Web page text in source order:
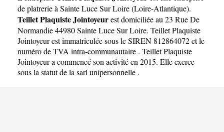
de platrerie à Sainte Luce Sur Loire(Loire-Atlantique).
Teillet Plaquiste Jointoyeurest domiciliée au 23 Rue De
Normandie 44980 Sainte Luce Sur Loire. Teillet Plaquiste
Jointoyeur est immatriculée sous le SIREN 812864072 et le
numéro de TVA intra-communautaire . Teillet Plaquiste
Jointoyeur a commencé son activité en 2015. Elle exerce
sous la statut de la sarl unipersonnelle .